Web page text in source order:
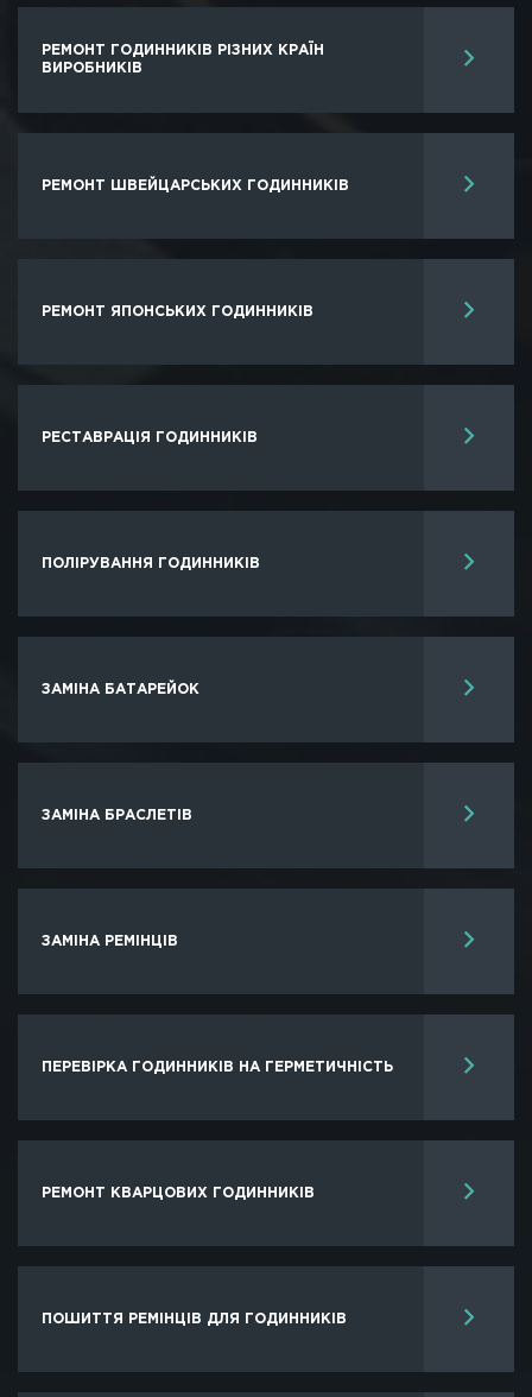
РЕМОНТ ГОДИННИКІВ РІЗНИХ КРАЇН
ВИРОБНИКІВ
РЕМОНТ ШВЕЙЦАРСЬКИХ ГОДИННИКІВ
РЕМОНТ ЯПОНСЬКИХ ГОДИННИКІВ
РЕСТАВРАЦІЯ ГОДИННИКІВ
ПОЛІРУВАННЯ ГОДИННИКIВ
ЗАМІНА БАТАРЕЙОК
ЗАМІНА БРАСЛЕТІВ
ЗАМІНА РЕМІНЦІВ
ПЕРЕВІРКА ГОДИННИКIВ НА ГЕРМЕТИЧНІСТЬ
РЕМОНТ КВАРЦОВИХ ГОДИННИКІВ
ПОШИТТЯ РЕМІНЦІВ ДЛЯ ГОДИННИКІВ